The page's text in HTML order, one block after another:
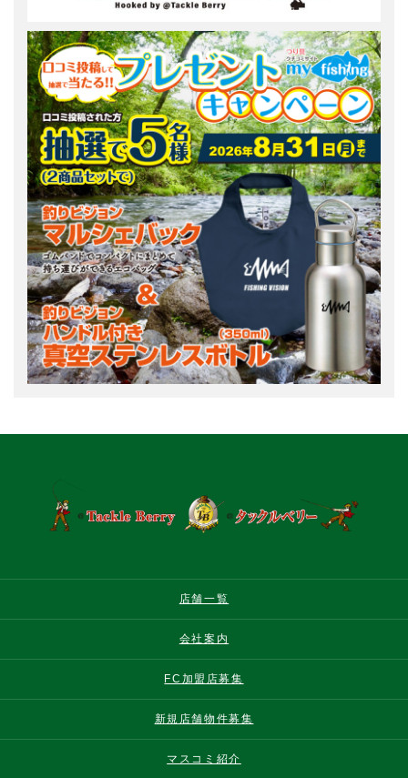
店舗一覧
会社案内
FC加盟店募集
新規店舗物件募集
マスコミ紹介